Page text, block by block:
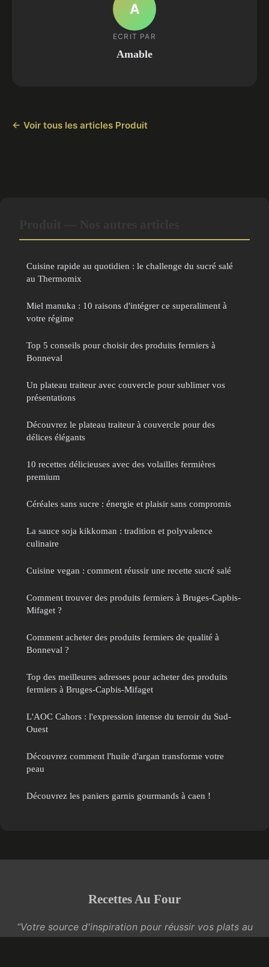
A
ECRIT PAR
Amable
← Voir tous les articles Produit
Cuisine rapide au quotidien : le challenge du sucré salé
au Thermomix
Miel manuka : 10 raisons d'intégrer ce superaliment à
votre régime
Top 5 conseils pour choisir des produits fermiers à
Bonneval
Un plateau traiteur avec couvercle pour sublimer vos
présentations
Découvrez le plateau traiteur à couvercle pour des
délices élégants
10 recettes délicieuses avec des volailles fermières
premium
Céréales sans sucre : énergie et plaisir sans compromis
La sauce soja kikkoman : tradition et polyvalence
culinaire
Cuisine vegan : comment réussir une recette sucré salé
Comment trouver des produits fermiers à Bruges-Capbis-
Mifaget ?
Comment acheter des produits fermiers de qualité à
Bonneval ?
Top des meilleures adresses pour acheter des produits
fermiers à Bruges-Capbis-Mifaget
L'AOC Cahors : l'expression intense du terroir du Sud-
Ouest
Découvrez comment l'huile d'argan transforme votre
peau
Découvrez les paniers garnis gourmands à caen !
Recettes Au Four
“Votre source d'inspiration pour réussir vos plats au